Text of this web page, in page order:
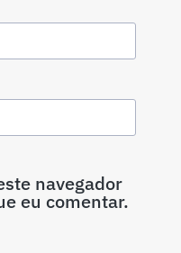
navegador
eu comentar.